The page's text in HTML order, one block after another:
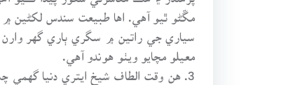
مڱڻو ٿيو آهي. اها طبيعت سندس لکڻين ۾
سياري جي راتين ۾ سگري ٻاري گهر
معيلو مچايو ويٺو هوندو آهي.
3. هن وقت الطاف شيخ ايتري دنيا